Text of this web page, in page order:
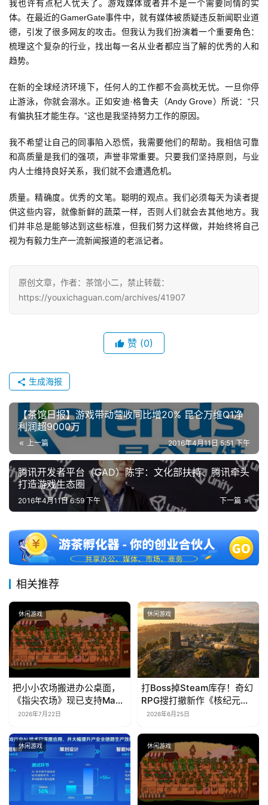
接
会
上
海
站
中
文
中
国
)
我也许有点杞人忧天了。游戏媒体或者并不是一个需要同情的实
体。在最近的GamerGate事件中，就有媒体被质疑违反新闻职业道
德，引发了很多网友的攻击。但我认为我们扮演着一个重要角色：
梳理这个复杂的行业，找出每一名从业者都应当了解的优秀的人和
趋势。
在新的全球经济环境下，任何人的工作都不会高枕无忧。一旦你停
止游泳，你就会溺水。正如安迪·格鲁夫（Andy Grove）所说：“只
有偏执狂才能生存。”这也是我坚持努力工作的原因。
我不希望让自己的同事陷入恐慌，我需要他们的帮助。我相信可靠
和高质量是我们的强项，声誉非常重要。只要我们坚持原则，与业
内人士维持良好关系，我们就不会遭遇危机。
质量。精确度。优秀的文笔。聪明的观点。我们必须每天为读者提
供这些内容，就像新鲜的蔬菜一样，否则人们就会去其他地方。我
们并非总是能够达到这些标准，但我们努力这样做，并始终将自己
视为有毅力生产一流新闻报道的老派记者。
原创文章，作者：茶馆小二，禁止转载：
https://youxichaguan.com/archives/41907
赞 (0)
生成海报
【茶馆日报】游戏带动营收同比增20% 昆仑万维Q1净
利润超9000万
上一篇 2016年4月11日 5:51 下午
腾讯开发者平台（GAD）陈宇：文化部扶持、腾讯牵头
打造游戏生态圈
下一篇
2016年4月11日 6:59 下午
相关推荐
休闲游戏
把小小农场搬进办公桌面，
《指尖农场》现已支持Mac
系统！
2026年7月22日
休闲游戏
打Boss掉Steam库存！奇幻
RPG搜打撤新作《核纪元》
正式上线Steam：武器属性
2026年6月25日
休闲游戏 休闲游戏